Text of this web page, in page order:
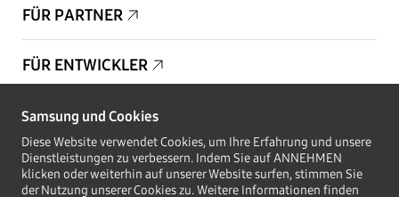
FÜR PARTNER
FÜR ENTWICKLER
Copyright © 1995-2025 Samsung. Alle Rechte vorbehalten.
Samsung und Cookies
Diese Website verwendet Cookies, um Ihre Erfahrung und unsere
Dienstleistungen zu verbessern. Indem Sie auf ANNEHMEN
klicken oder weiterhin auf unserer Website surfen, stimmen Sie
der Nutzung unserer Cookies zu. Weitere Informationen finden